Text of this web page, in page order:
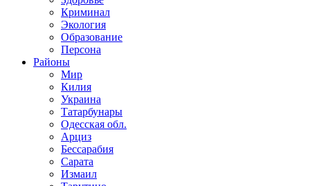
Криминал
Экология
Образование
Персона
Районы
Мир
Килия
Украина
Татарбунары
Одесская обл.
Арциз
Бессарабия
Сарата
Измаил